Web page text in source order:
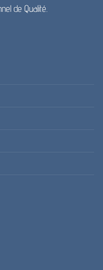
de Qualité.